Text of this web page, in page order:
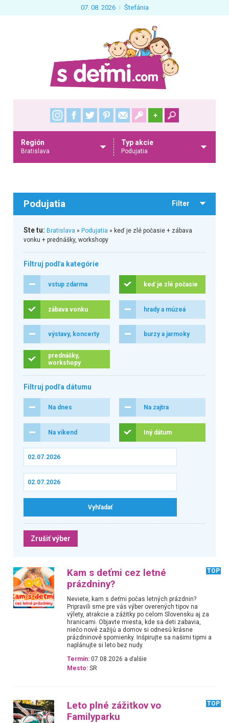
07. 08. 2026 Štefánia
+
Región
Bratislava
Typ akcie
Podujatia
Podujatia Filter
Ste tu: Bratislava » Podujatia » keď je zlé počasie + zábava
vonku + prednášky, workshopy
Filtruj podľa kategórie
vstup zdarma keď je zlé počasie
zábava vonku hrady a múzeá
výstavy, koncerty burzy a jarmoky
prednášky,
workshopy
Filtruj podľa dátumu
Na dnes Na zajtra
Na víkend Iný dátum
Zrušiť výber
Kam s deťmi cez letné
prázdniny?
TOP
Neviete, kam s deťmi počas letných prázdnin?
Pripravili sme pre vás výber overených tipov na
výlety, atrakcie a zážitky po celom Slovensku aj za
hranicami. Objavte miesta, kde sa deti zabavia,
niečo nové zažijú a domov si odnesú krásne
prázdninové spomienky. Inšpirujte sa našimi tipmi a
naplánujte si leto bez nudy.
Termín: 07.08.2026 a ďalšie
Mesto: SR
Leto plné zážitkov vo
Familyparku
TOP